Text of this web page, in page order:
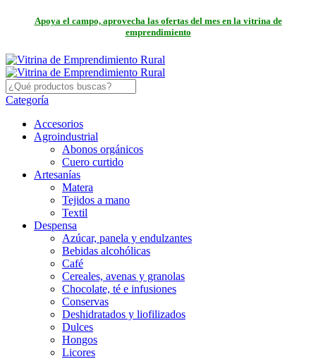
Apoya el campo, aprovecha las ofertas del mes en la vitrina de
emprendimiento
Categoría
Accesorios
Agroindustrial
Abonos orgánicos
Cuero curtido
Artesanías
Matera
Tejidos a mano
Textil
Despensa
Azúcar, panela y endulzantes
Bebidas alcohólicas
Café
Cereales, avenas y granolas
Chocolate, té e infusiones
Conservas
Deshidratados y liofilizados
Dulces
Hongos
Licores